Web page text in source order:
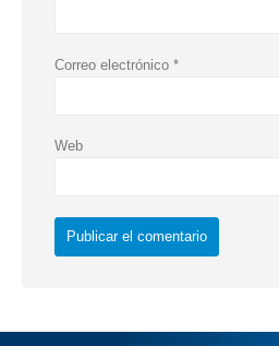
Correo electrónico *
Web